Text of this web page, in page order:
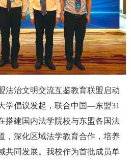
法治文明交流互鉴教育联盟启动
学倡议发起，联合中国—东盟31
搭建国内法学院校与东盟各国法
，深化区域法学教育合作，培养
共同发展。我校作为首批成员单